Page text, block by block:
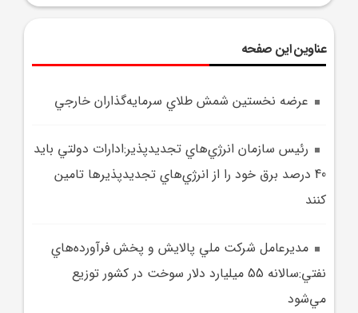
عناوین این صفحه
عرضه نخستين شمش طلاي سرمايه‌گذاران خارجي
رئيس سازمان انرژي‌هاي تجديدپذير:ادارات دولتي بايد
40 درصد برق خود را از انرژي‌هاي تجديدپذيرها تامين
کنند
مديرعامل شرکت ملي پالايش و پخش فرآورده‌هاي
نفتي:سالانه 55 ميليارد دلار سوخت در کشور توزيع
مي‌شود